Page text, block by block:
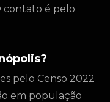
contato é pelo
pelo Censo 2022
em população